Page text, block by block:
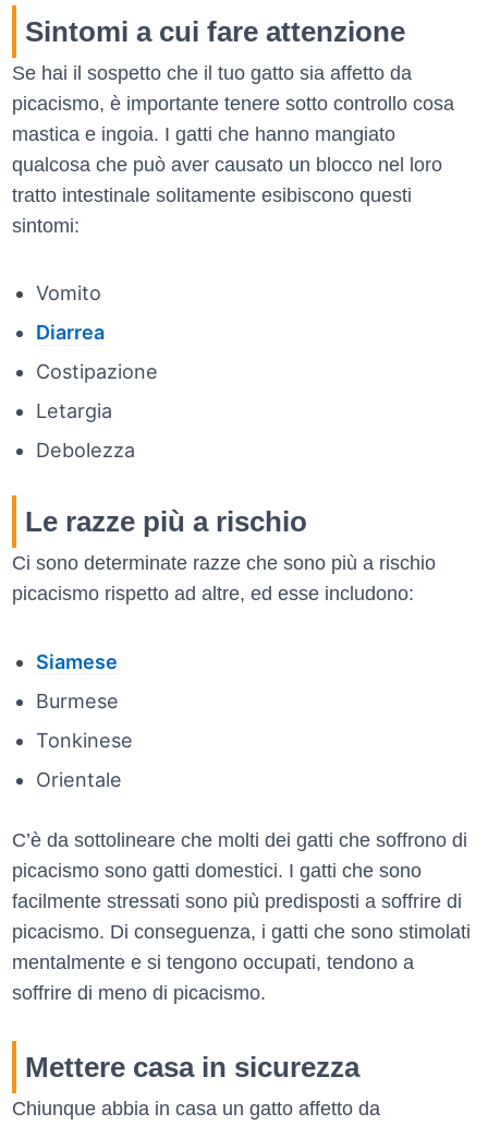
Sintomi a cui fare attenzione
Se hai il sospetto che il tuo gatto sia affetto da
picacismo, è importante tenere sotto controllo cosa
mastica e ingoia. I gatti che hanno mangiato
qualcosa che può aver causato un blocco nel loro
tratto intestinale solitamente esibiscono questi
sintomi:
Vomito
Diarrea
Costipazione
Letargia
Debolezza
Le razze più a rischio
Ci sono determinate razze che sono più a rischio
picacismo rispetto ad altre, ed esse includono:
Siamese
Burmese
Tonkinese
Orientale
C’è da sottolineare che molti dei gatti che soffrono di
picacismo sono gatti domestici. I gatti che sono
facilmente stressati sono più predisposti a soffrire di
picacismo. Di conseguenza, i gatti che sono stimolati
mentalmente e si tengono occupati, tendono a
soffrire di meno di picacismo.
Mettere casa in sicurezza
Chiunque abbia in casa un gatto affetto da